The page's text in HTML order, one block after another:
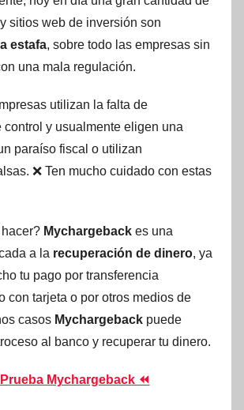
sitios web de inversión son
estafa, sobre todo las empresas sin
una mala regulación.
utilizan la falta de
control y usualmente eligen una
paraíso fiscal o utilizan
❌ Ten mucho cuidado con estas
Mychargeback es una
a la recuperación de dinero, ya
tu pago por transferencia
con tarjeta o por otros medios de
casos Mychargeback puede
al banco y recuperar tu dinero.
Prueba Mychargeback ⏪